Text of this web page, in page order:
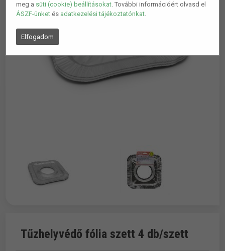
meg a süti (cookie) beállításokat. További információért olvasd el
ÁSZF-ünket és adatkezelési tájékoztatónkat.
Elfogadom
Tűzhelyvédő fólia szett 4 db/szett